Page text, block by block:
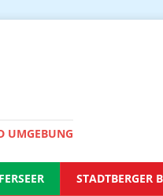
UMGEBUNG
STADTBERGER